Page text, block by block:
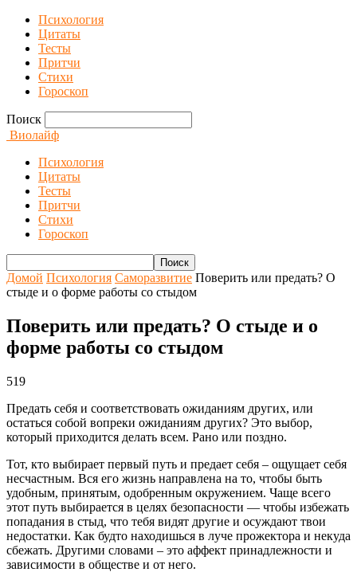
Психология
Цитаты
Тесты
Притчи
Стихи
Гороскоп
Поиск
Виолайф
Психология
Цитаты
Тесты
Притчи
Стихи
Гороскоп
Домой Психология Саморазвитие Поверить или предать? О
стыде и о форме работы со стыдом
Поверить или предать? О стыде и о
форме работы со стыдом
519
Предать себя и соответствовать ожиданиям других, или
остаться собой вопреки ожиданиям других? Это выбор,
который приходится делать всем. Рано или поздно.
Тот, кто выбирает первый путь и предает себя – ощущает себя
несчастным. Вся его жизнь направлена на то, чтобы быть
удобным, принятым, одобренным окружением. Чаще всего
этот путь выбирается в целях безопасности — чтобы избежать
попадания в стыд, что тебя видят другие и осуждают твои
недостатки. Как будто находишься в луче прожектора и некуда
сбежать. Другими словами – это аффект принадлежности и
зависимости в обществе и от него.